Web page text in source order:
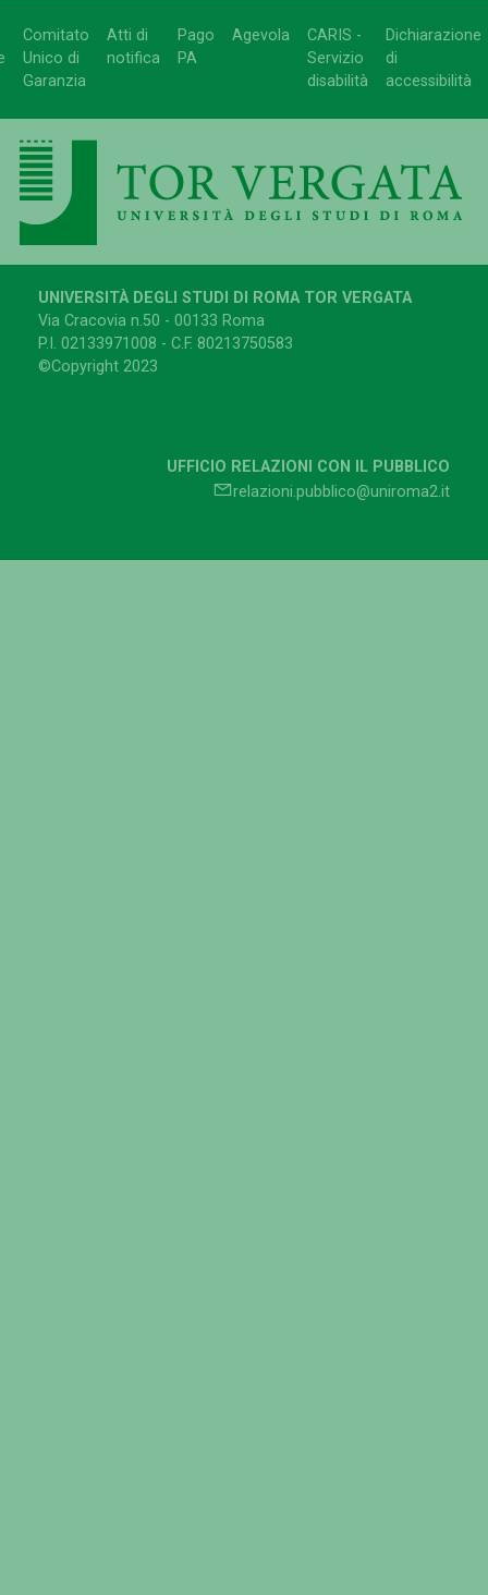
Comitato
Unico di
Garanzia
Atti di
notifica
Pago
PA
Agevola
CARIS -
Servizio
disabilità
Dichiarazione
di
accessibilità
UNIVERSITÀ DEGLI STUDI DI ROMA TOR VERGATA
Via Cracovia n.50 - 00133 Roma
P.I. 02133971008 - C.F. 80213750583
©Copyright 2023
UFFICIO RELAZIONI CON IL PUBBLICO
relazioni.pubblico@uniroma2.it